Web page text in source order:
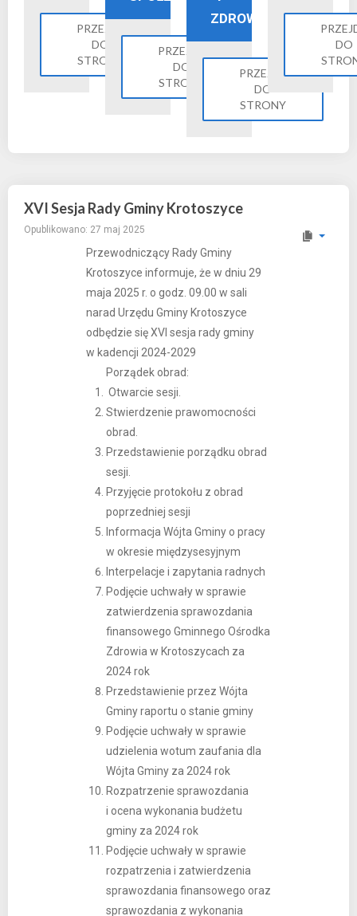
PRZEJDŹ
DO
STRONY
PRZEJDŹ
DO
STRONY
ZDROWIE
PRZEJDŹ
DO
STRONY
DO
XVI Sesja Rady Gminy Krotoszyce
Opublikowano: 27 maj 2025
Przewodniczący Rady Gminy
Krotoszyce informuje, że w dniu 29
maja 2025 r. o godz. 09.00 w sali
narad Urzędu Gminy Krotoszyce
odbędzie się XVI sesja rady gminy
w kadencji 2024-2029
Porządek obrad:
Otwarcie sesji.
Stwierdzenie prawomocności
obrad.
Przedstawienie porządku obrad
sesji.
Przyjęcie protokołu z obrad
poprzedniej sesji
Informacja Wójta Gminy o pracy
w okresie międzysesyjnym
Interpelacje i zapytania radnych
Podjęcie uchwały w sprawie
zatwierdzenia sprawozdania
finansowego Gminnego Ośrodka
Zdrowia w Krotoszycach za
2024 rok
Przedstawienie przez Wójta
Gminy raportu o stanie gminy
Podjęcie uchwały w sprawie
udzielenia wotum zaufania dla
Wójta Gminy za 2024 rok
Rozpatrzenie sprawozdania
i ocena wykonania budżetu
gminy za 2024 rok
Podjęcie uchwały w sprawie
rozpatrzenia i zatwierdzenia
sprawozdania finansowego oraz
sprawozdania z wykonania